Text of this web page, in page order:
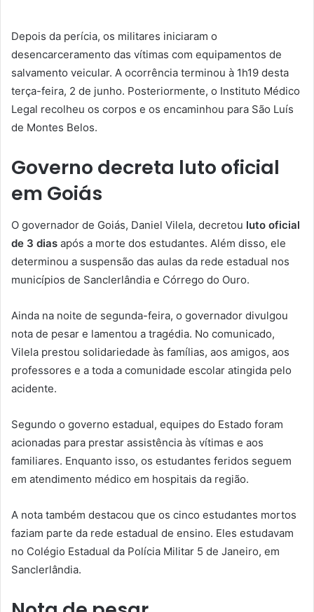
Depois da perícia, os militares iniciaram o
desencarceramento das vítimas com equipamentos de
salvamento veicular. A ocorrência terminou à 1h19 desta
terça-feira, 2 de junho. Posteriormente, o Instituto Médico
Legal recolheu os corpos e os encaminhou para São Luís
de Montes Belos.
Governo decreta luto oficial
em Goiás
O governador de Goiás, Daniel Vilela, decretou luto oficial
de 3 dias após a morte dos estudantes. Além disso, ele
determinou a suspensão das aulas da rede estadual nos
municípios de Sanclerlândia e Córrego do Ouro.
Ainda na noite de segunda-feira, o governador divulgou
nota de pesar e lamentou a tragédia. No comunicado,
Vilela prestou solidariedade às famílias, aos amigos, aos
professores e a toda a comunidade escolar atingida pelo
acidente.
Segundo o governo estadual, equipes do Estado foram
acionadas para prestar assistência às vítimas e aos
familiares. Enquanto isso, os estudantes feridos seguem
em atendimento médico em hospitais da região.
A nota também destacou que os cinco estudantes mortos
faziam parte da rede estadual de ensino. Eles estudavam
no Colégio Estadual da Polícia Militar 5 de Janeiro, em
Sanclerlândia.